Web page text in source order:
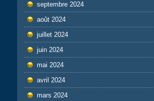
septembre 2024
août 2024
juillet 2024
juin 2024
mai 2024
avril 2024
mars 2024